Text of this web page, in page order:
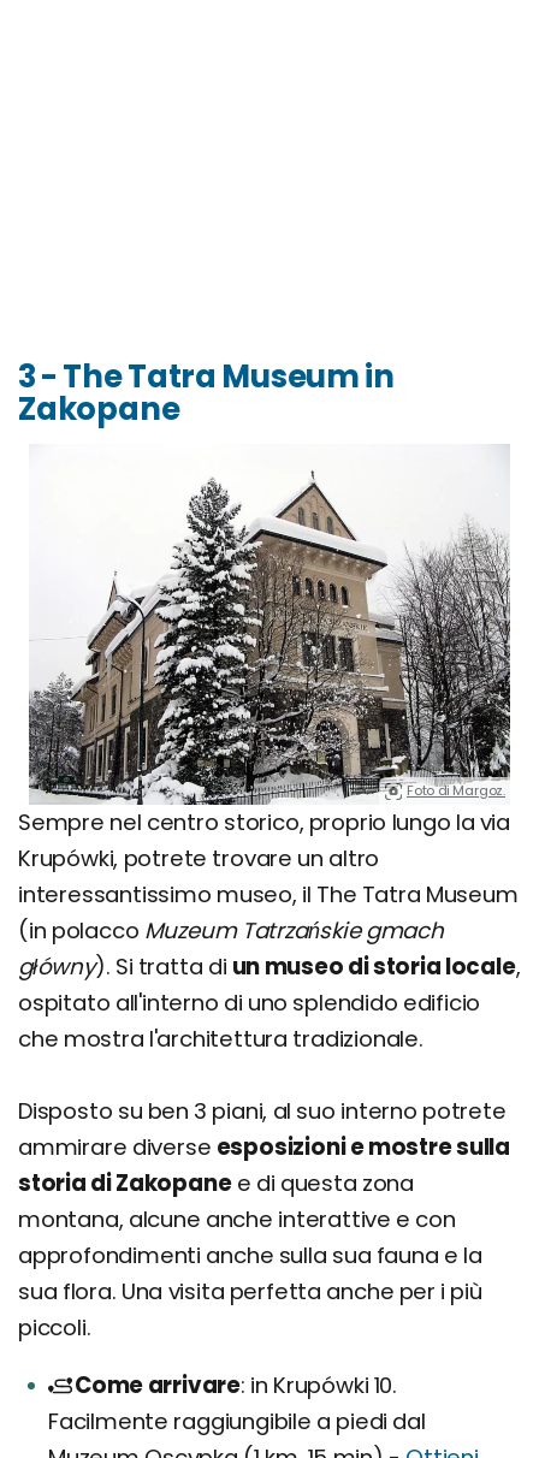
3 - The Tatra Museum in
Zakopane
Foto di Margoz.
Sempre nel centro storico, proprio lungo la via
Krupówki, potrete trovare un altro
interessantissimo museo, il The Tatra Museum
(in polacco Muzeum Tatrzańskie gmach
główny). Si tratta di un museo di storia locale,
ospitato all'interno di uno splendido edificio
che mostra l'architettura tradizionale.
Disposto su ben 3 piani, al suo interno potrete
ammirare diverse esposizioni e mostre sulla
storia di Zakopanee di questa zona
montana, alcune anche interattive e con
approfondimenti anche sulla sua fauna e la
sua flora. Una visita perfetta anche per i più
piccoli.
Come arrivare in Krupówki 10.
Facilmente raggiungibile a piedi dal